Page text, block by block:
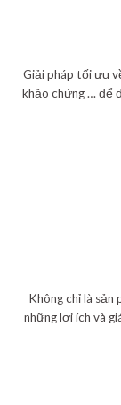
Giải pháp tối ưu
khảo chứng … để
Không chỉ là
những lợi ích và